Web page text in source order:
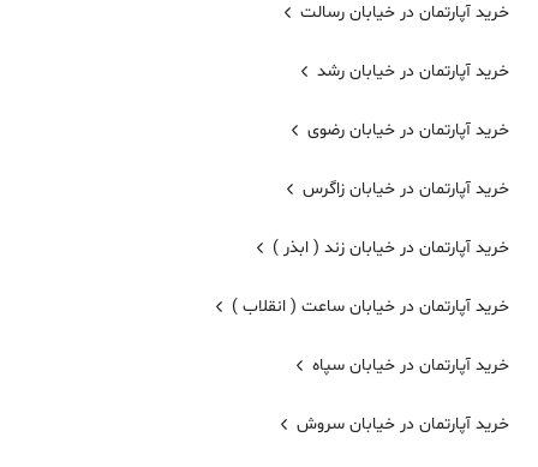
خرید آپارتمان در خیابان رسالت
خرید آپارتمان در خیابان رشد
خرید آپارتمان در خیابان رضوی
خرید آپارتمان در خیابان زاگرس
خرید آپارتمان در خیابان زند ( ابذر )
خرید آپارتمان در خیابان ساعت ( انقلاب )
خرید آپارتمان در خیابان سپاه
خرید آپارتمان در خیابان سروش